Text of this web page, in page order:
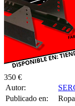
Provincia:
Pais:
Teléfono:
Tag:
T-
Centralita Stilo
0 CONSULTAS RECIBIDAS.
HACER UNA